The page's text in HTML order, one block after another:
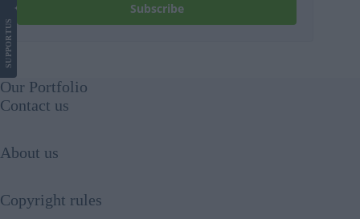
Subscribe
SUPPORT
US
Our Portfolio
Contact us
About us
Copyright rules